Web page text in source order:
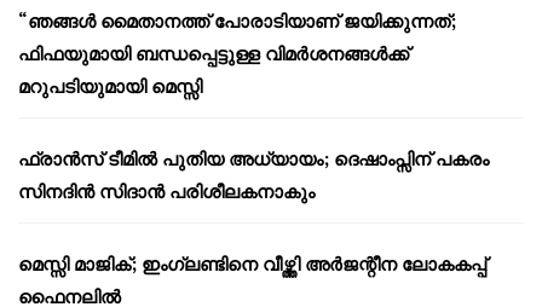
“ഞങ്ങൾ മൈതാനത്ത് പോരാടിയാണ് ജയിക്കുന്നത്;
ഫിഫയുമായി ബന്ധപ്പെട്ടുള്ള വിമർശനങ്ങൾക്ക്
മറുപടിയുമായി മെസ്സി
ഫ്രാൻസ് ടീമിൽ പുതിയ അധ്യായം; ദെഷാംപ്സിന് പകരം
സിനദിൻ സിദാൻ പരിശീലകനാകും
മെസ്സി മാജിക്; ഇംഗ്ലണ്ടിനെ വീഴ്ത്തി അർജന്റീന ലോകകപ്പ്
ഫൈനലിൽ